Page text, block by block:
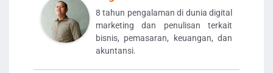
8 tahun pengalaman di dunia digital
marketing dan penulisan terkait
bisnis, pemasaran, keuangan, dan
akuntansi.